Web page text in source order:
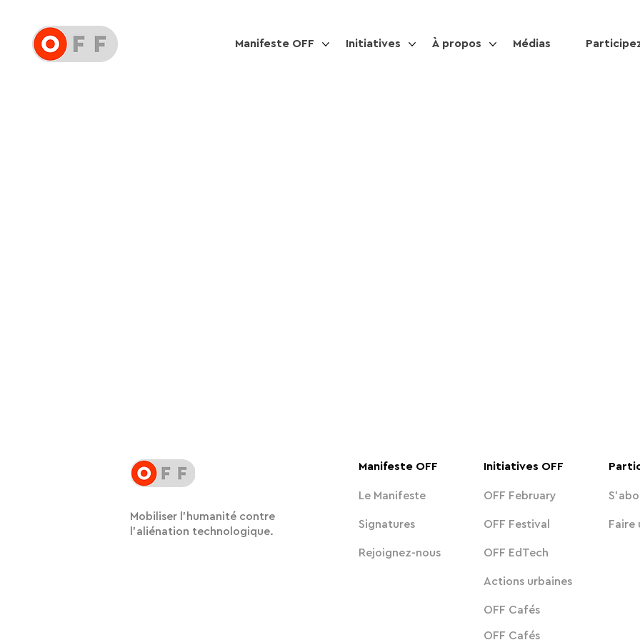
Manifeste OFF Initiatives À propos Médias
Mobiliser l'humanité contre
l'aliénation technologique.
Manifeste OFF
Le Manifeste
Signatures
Rejoignez-nous
Initiatives OFF
OFF February
OFF Festival Faire
OFF EdTech
Actions urbaines
OFF Cafés
OFF Cafés